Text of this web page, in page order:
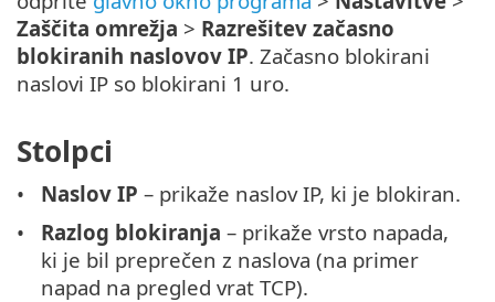
Zaščita omrežja > Razrešitev začasno
blokiranih naslovov IP. Začasno blokirani
naslovi IP so blokirani 1 uro.
Stolpci
Naslov IP – prikaže naslov IP, ki je blokiran.
Razlog blokiranja – prikaže vrsto napada,
ki je bil preprečen z naslova (na primer
napad na pregled vrat TCP).